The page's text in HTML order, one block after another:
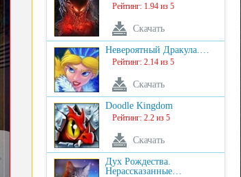
Рейтинг: 1.94 из 5
Скачать
Невероятный Дракула.…
Рейтинг: 2.14 из 5
Скачать
Doodle Kingdom
Рейтинг: 2.2 из 5
Скачать
Дух Рождества.
Нерассказанные…